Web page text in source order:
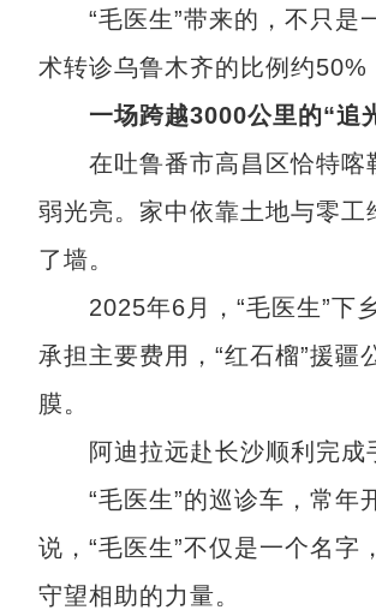
“毛医生”带来的，不只是
术转诊乌鲁木齐的比例约
一场跨越3000公里的“追
在吐鲁番市高昌区恰特喀勒
弱光亮。家中依靠土地与零
了墙。
2025年6月，“毛医生”下乡
承担主要费用，“红石榴”援
膜。
阿迪拉远赴长沙顺利完成手
“毛医生”的巡诊车，常年
说，“毛医生”不仅是一个名字
守望相助的力量。